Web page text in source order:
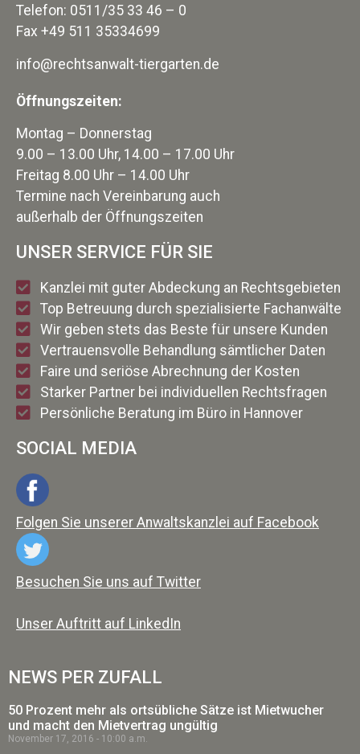
Telefon: 0511/35 33 46 – 0
Fax +49 511 35334699
info@rechtsanwalt-tiergarten.de
Öffnungszeiten:
Montag – Donnerstag
9.00 – 13.00 Uhr, 14.00 – 17.00 Uhr
Freitag 8.00 Uhr – 14.00 Uhr
Termine nach Vereinbarung auch
außerhalb der Öffnungszeiten
UNSER SERVICE FÜR SIE
Kanzlei mit guter Abdeckung an Rechtsgebieten
Top Betreuung durch spezialisierte Fachanwälte
Wir geben stets das Beste für unsere Kunden
Vertrauensvolle Behandlung sämtlicher Daten
Faire und seriöse Abrechnung der Kosten
Starker Partner bei individuellen Rechtsfragen
Persönliche Beratung im Büro in Hannover
SOCIAL MEDIA
Folgen Sie unserer Anwaltskanzlei auf Facebook
Besuchen Sie uns auf Twitter
Unser Auftritt auf LinkedIn
NEWS PER ZUFALL
50 Prozent mehr als ortsübliche Sätze ist Mietwucher
und macht den Mietvertrag ungültig
November 17, 2016 10:00 a.m.